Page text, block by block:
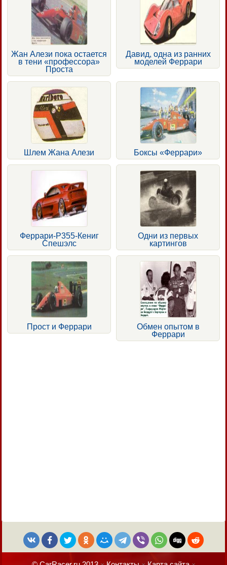
Жан Алези пока остается
в тени «профессора»
Проста
Давид, одна из ранних
моделей Феррари
Шлем Жана Алези Боксы «Феррари»
Феррари-Р355-Кениг
Спешэлс
Одни из первых
картингов
Прост и Феррари
Обмен опытом в
Феррари